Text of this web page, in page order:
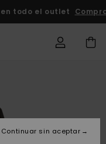
todo el outlet Comprar
Continuar sin aceptar